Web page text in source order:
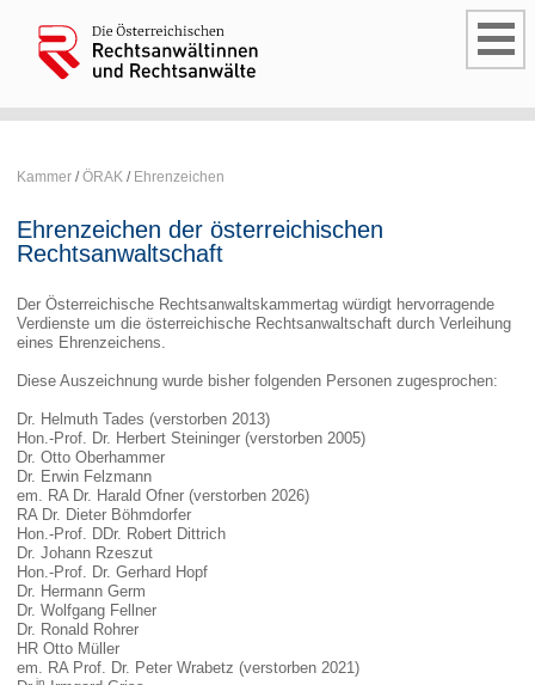
Kammer /ÖRAK / Ehrenzeichen
Ehrenzeichen der österreichischen
Rechtsanwaltschaft
Der Österreichische Rechtsanwaltskammertag würdigt hervorragende
Verdienste um die österreichische Rechtsanwaltschaft durch Verleihung
eines Ehrenzeichens.
Diese Auszeichnung wurde bisher folgenden Personen zugesprochen:
Dr. Helmuth Tades (verstorben 2013)
Hon.-Prof. Dr. Herbert Steininger (verstorben 2005)
Dr. Otto Oberhammer
Dr. Erwin Felzmann
em. RA Dr. Harald Ofner (verstorben 2026)
RA Dr. Dieter Böhmdorfer
Hon.-Prof. DDr. Robert Dittrich
Dr. Johann Rzeszut
Hon.-Prof. Dr. Gerhard Hopf
Dr. Hermann Germ
Dr. Wolfgang Fellner
Dr. Ronald Rohrer
HR Otto Müller
em. RA Prof. Dr. Peter Wrabetz (verstorben 2021)
in